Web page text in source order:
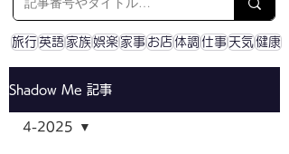
旅行英語 家族娯楽 家事 お店 体調 仕事 天気健康
Shadow Me 記事
4-2025